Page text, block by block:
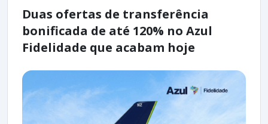
Duas ofertas de transferência
bonificada de até 120% no Azul
Fidelidade que acabam hoje